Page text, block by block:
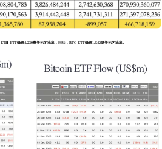
ETH ETF錄得4,230萬美元的流出，同樣， BTC ETF錄得1.542億美元的流出。